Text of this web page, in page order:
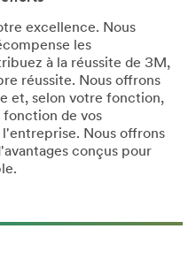
excellence. Nous
les
à la réussite de 3M,
réussite. Nous offrons
et, selon votre fonction,
fonction de vos
Nous offrons
conçus pour